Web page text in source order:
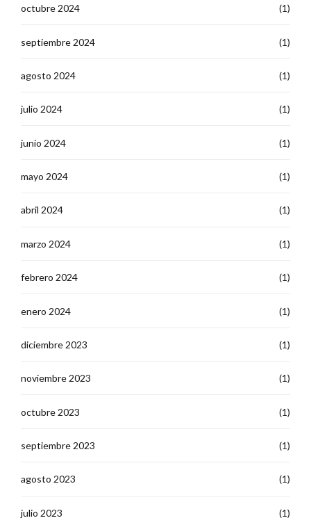
octubre 2024 (1)
septiembre 2024 (1)
agosto 2024 (1)
julio 2024 (1)
junio 2024 (1)
mayo 2024 (1)
abril 2024 (1)
marzo 2024 (1)
febrero 2024 (1)
enero 2024 (1)
diciembre 2023 (1)
noviembre 2023 (1)
octubre 2023 (1)
septiembre 2023 (1)
agosto 2023 (1)
julio 2023 (1)